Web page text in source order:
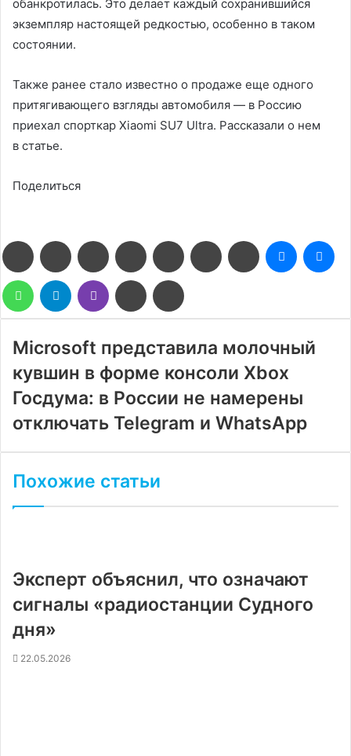
обанкротилась. Это делает каждый сохранившийся
экземпляр настоящей редкостью, особенно в таком
состоянии.
Также ранее стало известно о продаже еще одного
притягивающего взгляды автомобиля — в Россию
приехал спорткар Xiaomi SU7 Ultra. Рассказали о нем
в статье.
Поделиться
FacebookTwitter LinkedIn Pinterest Reddit ВконтактеОдноклассники
Messenger
WhatsAppTelegram Viber
Поделиться
через
электронную
Microsoft представила молочный
кувшин в форме консоли Xbox
Госдума: в России не намерены
отключать Telegram и WhatsApp
Похожие статьи
Эксперт объяснил, что означают
сигналы «радиостанции Судного
дня»
22.05.2026